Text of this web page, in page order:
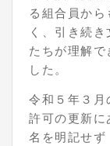
る組合員か
く、引き続
たちが理解
した。
令和５年３月
許可の更新
名を明記せず